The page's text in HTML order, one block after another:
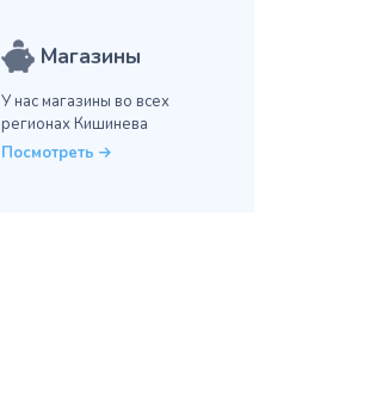
Магазины
У нас магазины во всех
регионах Кишинева
Посмотреть